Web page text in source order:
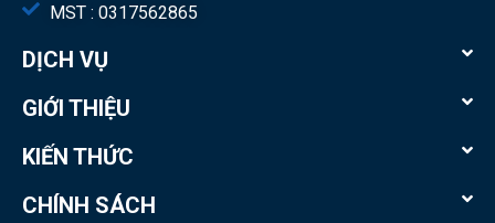
MST : 0317562865
DỊCH VỤ
GIỚI THIỆU
KIẾN THỨC
CHÍNH SÁCH